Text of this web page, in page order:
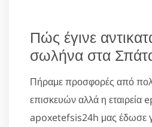
Πώς έγινε
σωλήνα στα
Πήραμε προσφορές από
επισκευών αλλά η εταιρεία
apoxetefsis24h μας έδωσε